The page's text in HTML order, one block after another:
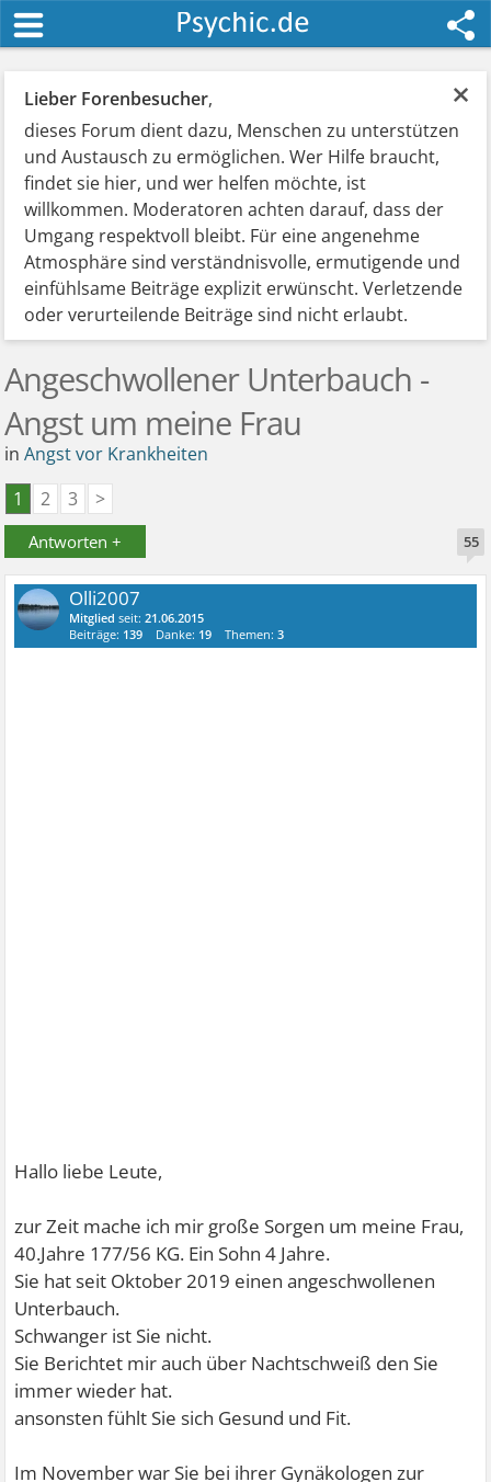
×
Lieber Forenbesucher,
dieses Forum dient dazu, Menschen zu unterstützen
und Austausch zu ermöglichen. Wer Hilfe braucht,
findet sie hier, und wer helfen möchte, ist
willkommen. Moderatoren achten darauf, dass der
Umgang respektvoll bleibt. Für eine angenehme
Atmosphäre sind verständnisvolle, ermutigende und
einfühlsame Beiträge explizit erwünscht. Verletzende
oder verurteilende Beiträge sind nicht erlaubt.
Angeschwollener Unterbauch -
Angst um meine Frau
inAngst vor Krankheiten
1
2 3 >
Antworten + 55
Olli2007
Mitglied seit:21.06.2015
Beiträge: 139 Danke: 19 Themen:3
Hallo liebe Leute,
zur Zeit mache ich mir große Sorgen um meine Frau,
40.Jahre 177/56 KG. Ein Sohn 4 Jahre.
Sie hat seit Oktober 2019 einen angeschwollenen
Unterbauch.
Schwanger ist Sie nicht.
Sie Berichtet mir auch über Nachtschweiß den Sie
immer wieder hat.
ansonsten fühlt Sie sich Gesund und Fit.
Im November war Sie bei ihrer Gynäkologen zur